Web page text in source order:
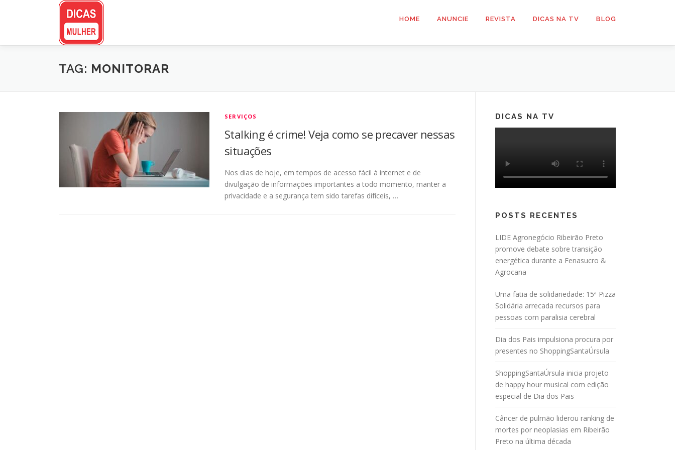
HOME ANUNCIE REVISTA DICAS NA TV BLOG
TAG: MONITORAR
SERVIÇOS
Stalking é crime! Veja como se precaver nessas
situações
Nos dias de hoje, em tempos de acesso fácil à internet e de
divulgação de informações importantes a todo momento, manter a
privacidade e a segurança tem sido tarefas difíceis, …
DICAS NA TV
POSTS RECENTES
LIDE Agronegócio Ribeirão Preto
promove debate sobre transição
energética durante a Fenasucro &
Agrocana
Uma fatia de solidariedade: 15ª Pizza
Solidária arrecada recursos para
pessoas com paralisia cerebral
Dia dos Pais impulsiona procura por
presentes no ShoppingSantaÚrsula
ShoppingSantaÚrsula inicia projeto
de happy hour musical com edição
especial de Dia dos Pais
Câncer de pulmão liderou ranking de
mortes por neoplasias em Ribeirão
Preto na última década